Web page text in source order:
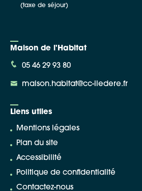
(taxe de séjour)
Maison de l'Habitat
05 46 29 93 80
maison.habitat@cc-iledere.fr
Liens utiles
Mentions légales
Plan du site
Accessibilité
Politique de confidentialité
Contactez-nous